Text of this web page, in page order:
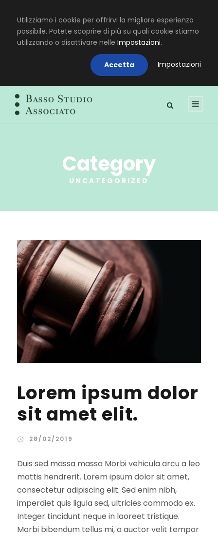
Utilizziamo i cookie per offrirvi la migliore esperienza
possibile. Potete scoprire di più su quali cookie stiamo
utilizzando o disattivare nelle Impostazioni.
Accetta Impostazioni
Category
UNCATEGORIZED
Lorem ipsum dolor
sit amet elit.
28/02/2019
Duis sed massa massa Morbi vehicula arcu a leo
mattis hendrerit. Lorem ipsum dolor sit amet,
consectetur adipiscing elit. Sed enim nibh,
imperdiet quis ligula sed, ultricies commodo ex.
Integer tincidunt neque in laoreet tristique.
Morbi bibendum tellus mi, a auctor velit tempor